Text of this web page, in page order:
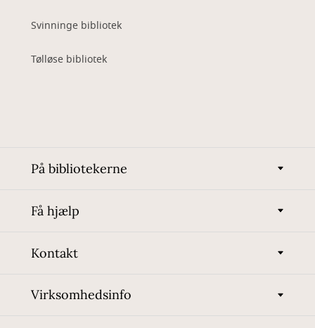
Svinninge bibliotek
Tølløse bibliotek
På bibliotekerne
Få hjælp
Kontakt
Virksomhedsinfo